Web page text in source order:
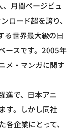
月間ページビュ
ロード超を誇り、
る世界最大級の日
ースです。2005年
メ・マンガに関す
進で、日本アニ
す。しかし同社
企業にとって、